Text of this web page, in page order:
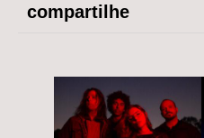
compartilhe